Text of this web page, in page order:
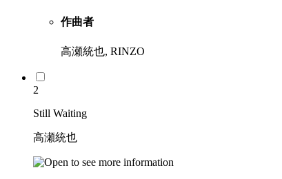
作曲者
高瀬統也, RINZO
2
Still Waiting
高瀬統也